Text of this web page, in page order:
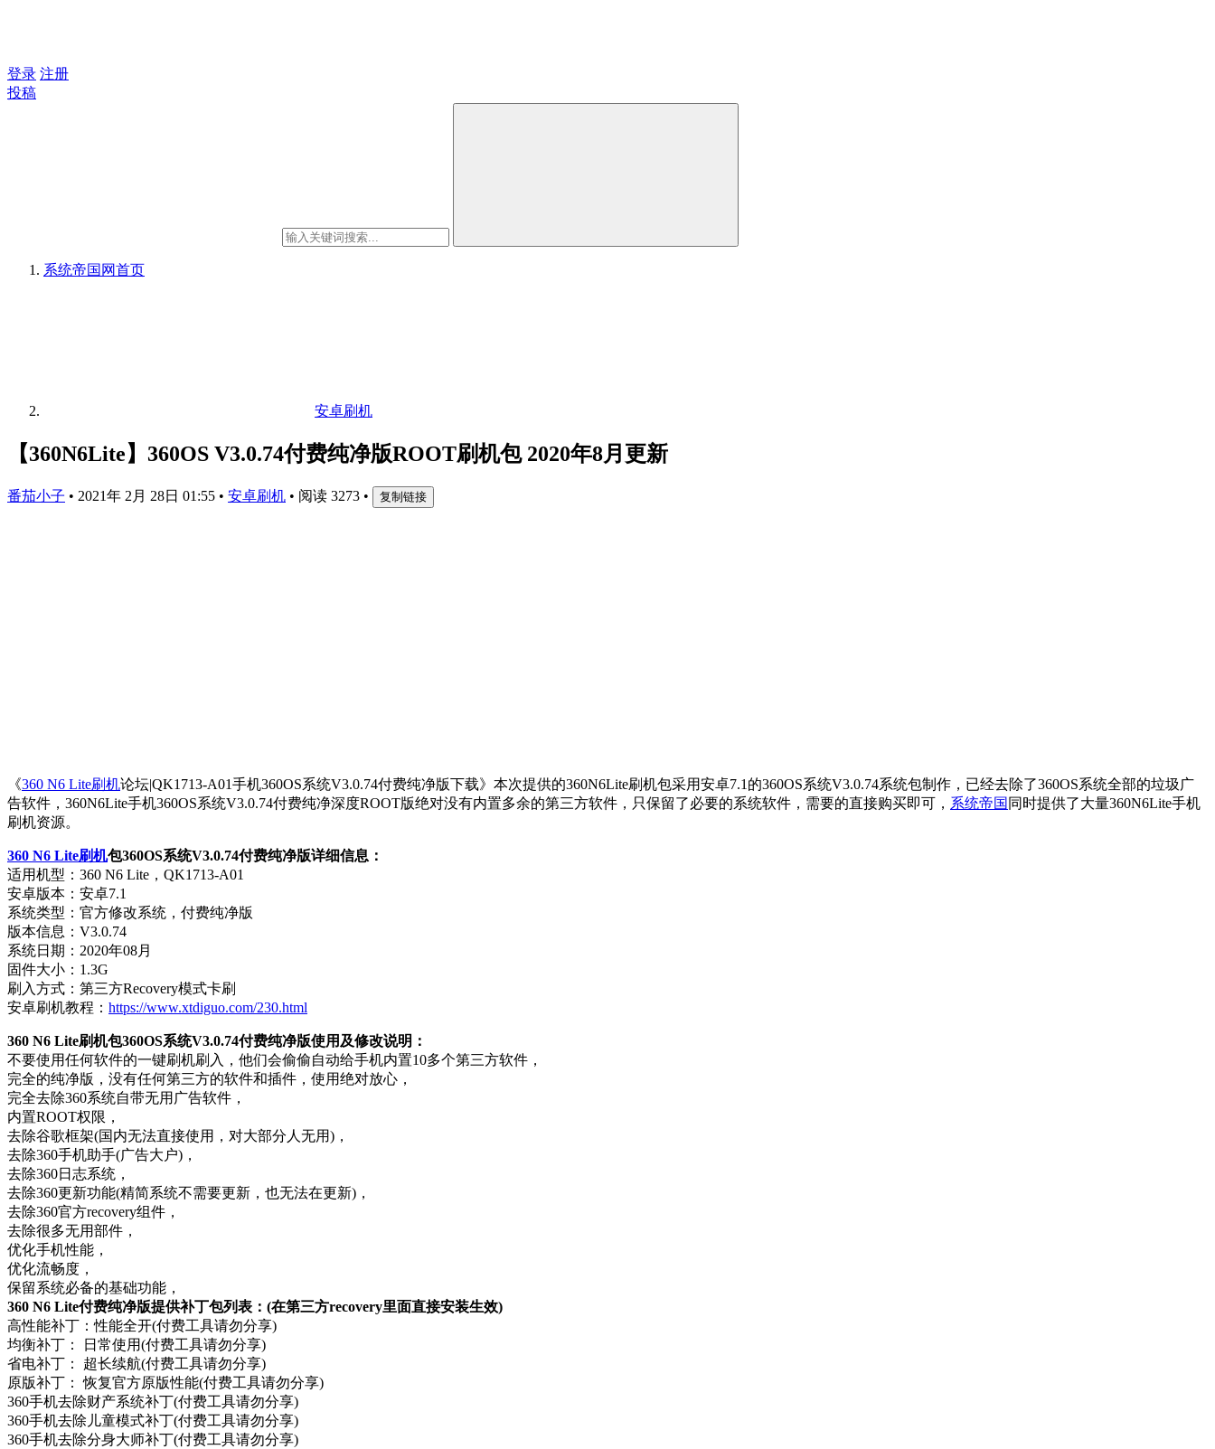
登录 注册
投稿
系统帝国网首页
安卓刷机
【360N6Lite】360OS V3.0.74付费纯净版ROOT刷机包 2020年8月更新
番茄小子 • 2021年 2月 28日 01:55 • 安卓刷机 • 阅读 3273 • 复制链接
《360 N6 Lite刷机论坛|QK1713-A01手机360OS系统V3.0.74付费纯净版下载》本次提供的360N6Lite刷机包采用安卓7.1的360OS系统V3.0.74系统包制作，已经去除了360OS系统全部的垃圾广
告软件，360N6Lite手机360OS系统V3.0.74付费纯净深度ROOT版绝对没有内置多余的第三方软件，只保留了必要的系统软件，需要的直接购买即可， 系统帝国 同时提供了大量360N6Lite手机
刷机资源。
360 N6 Lite刷机包360OS系统V3.0.74付费纯净版详细信息：
适用机型：360 N6 Lite，QK1713-A01
安卓版本：安卓7.1
系统类型：官方修改系统，付费纯净版
版本信息：V3.0.74
系统日期：2020年08月
固件大小：1.3G
刷入方式：第三方Recovery模式卡刷
安卓刷机教程： https://www.xtdiguo.com/230.html
360 N6 Lite刷机包360OS系统V3.0.74付费纯净版使用及修改说明：
不要使用任何软件的一键刷机刷入，他们会偷偷自动给手机内置10多个第三方软件，
完全的纯净版，没有任何第三方的软件和插件，使用绝对放心，
完全去除360系统自带无用广告软件，
内置ROOT权限，
去除谷歌框架(国内无法直接使用，对大部分人无用)，
去除360手机助手(广告大户)，
去除360日志系统，
去除360更新功能(精简系统不需要更新，也无法在更新)，
去除360官方recovery组件，
去除很多无用部件，
优化手机性能，
优化流畅度，
保留系统必备的基础功能，
360 N6 Lite付费纯净版提供补丁包列表：(在第三方recovery里面直接安装生效)
高性能补丁：性能全开(付费工具请勿分享)
均衡补丁： 日常使用(付费工具请勿分享)
省电补丁： 超长续航(付费工具请勿分享)
原版补丁： 恢复官方原版性能(付费工具请勿分享)
360手机去除财产系统补丁(付费工具请勿分享)
360手机去除儿童模式补丁(付费工具请勿分享)
360手机去除分身大师补丁(付费工具请勿分享)